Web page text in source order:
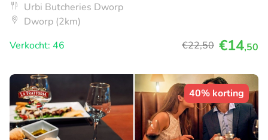
Urbi Butcheries Dworp
Dworp (2km)
Verkocht: 46
€22,50 €14,50
40% korting